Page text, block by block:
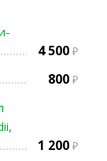
4 500
800
1 200